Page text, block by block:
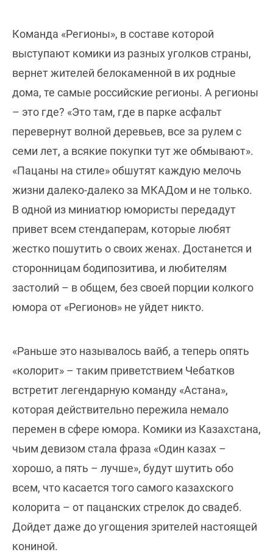
Команда «Регионы», в составе которой
выступают комики из разных уголков страны,
вернет жителей белокаменной в их родные
дома, те самые российские регионы. А регионы
– это где? «Это там, где в парке асфальт
перевернут волной деревьев, все за рулем с
семи лет, а всякие покупки тут же обмывают».
«Пацаны на стиле» обшутят каждую мелочь
жизни далеко-далеко за МКАДом и не только.
В одной из миниатюр юмористы передадут
привет всем стендаперам, которые любят
жестко пошутить о своих женах. Достанется и
сторонницам бодипозитива, и любителям
застолий – в общем, без своей порции колкого
юмора от «Регионов» не уйдет никто.
«Раньше это называлось вайб, а теперь опять
«колорит» – таким приветствием Чебатков
встретит легендарную команду «Астана»,
которая действительно пережила немало
перемен в сфере юмора. Комики из Казахстана,
чьим девизом стала фраза «Один казах –
хорошо, а пять – лучше», будут шутить обо
всем, что касается того самого казахского
колорита – от пацанских стрелок до свадеб.
Дойдет даже до угощения зрителей настоящей
кониной.